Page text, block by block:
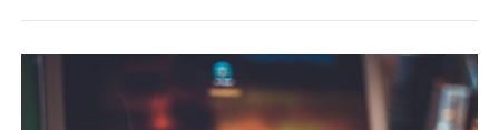
的网站页面，来提升搜索可见性。 网站打开速度快才能为
2010年，它告诉我们在自然排名的规则中要重要考察网站打开